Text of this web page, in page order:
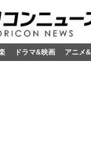
ドラマ&映画 アニメ